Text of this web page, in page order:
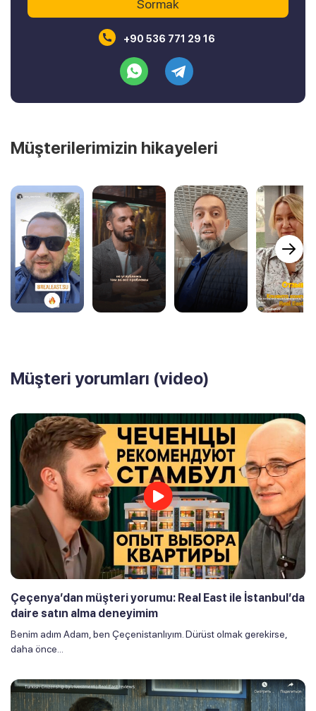
+90 536 771 29 16
Müşterilerimizin hikayeleri
Müşteri yorumları (video)
Çeçenya’dan müşteri yorumu: Real East ile İstanbul’da
daire satın alma deneyimim
Benim adım Adam, ben Çeçenistanlıyım. Dürüst olmak gerekirse,
daha önce...